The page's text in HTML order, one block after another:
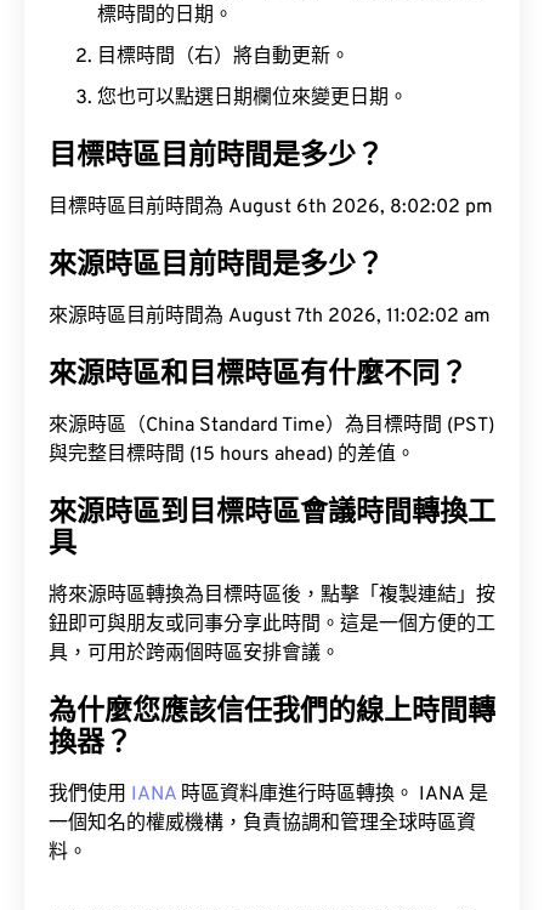
標時間的日期。
目標時間（右）將自動更新。
您也可以點選日期欄位來變更日期。
目標時區目前時間是多少？
目標時區目前時間為 August 6th 2026, 8:02:03 pm
來源時區目前時間是多少？
來源時區目前時間為 August 7th 2026, 11:02:03 am
來源時區和目標時區有什麼不同？
來源時區（China Standard Time）為目標時間 (PST)
與完整目標時間 (15 hours ahead) 的差值。
來源時區到目標時區會議時間轉換工
具
將來源時區轉換為目標時區後，點擊「複製連結」按
鈕即可與朋友或同事分享此時間。這是一個方便的工
具，可用於跨兩個時區安排會議。
為什麼您應該信任我們的線上時間轉
換器？
我們使用 IANA 時區資料庫進行時區轉換。 IANA 是
一個知名的權威機構，負責協調和管理全球時區資
料。